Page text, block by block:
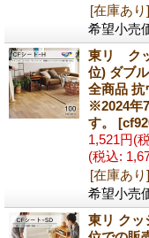
[在庫あり]
希望小売
東リ ク
位) ダブ
全商品 抗
※2024年
す。
1,521円(
(税込:
[在庫あり]
希望小売
東リ クッ